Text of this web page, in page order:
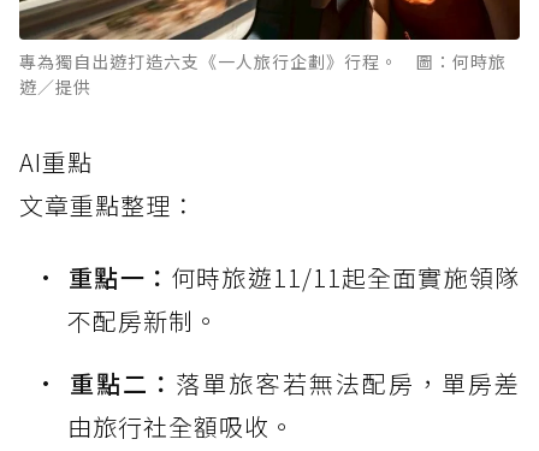
專為獨自出遊打造六支《一人旅行企劃》行程。 圖：何時旅
遊／提供
AI重點
文章重點整理：
重點一： 何時旅遊11/11起全面實施領隊
不配房新制。
重點二： 落單旅客若無法配房，單房差
由旅行社全額吸收。